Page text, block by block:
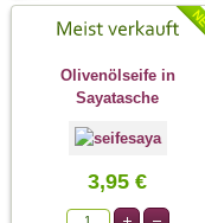
Olivenölseife in
Sayatasche
3,95 €